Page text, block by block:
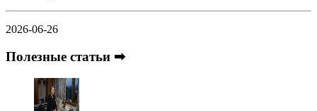
2026-06-26
Полезные статьи ➡